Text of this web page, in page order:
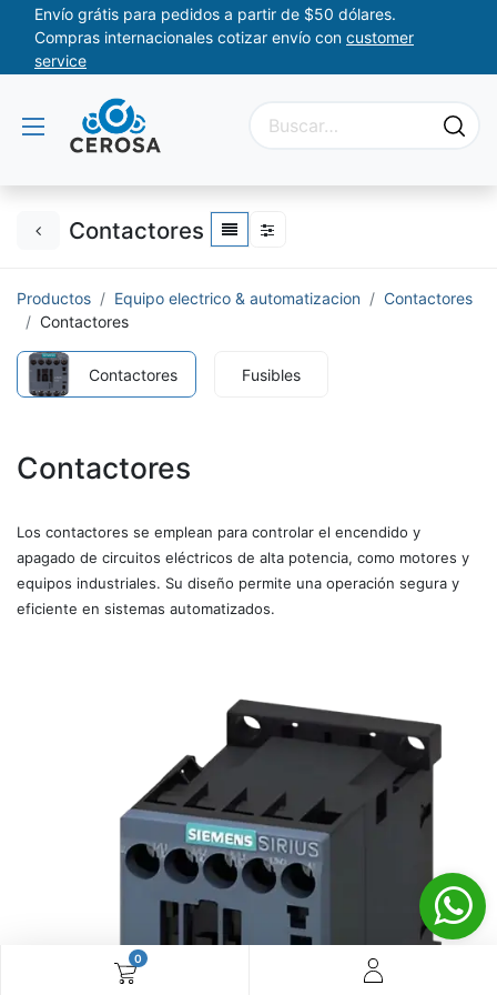
0
Envío grátis para pedidos a partir de $50 dólares.
Compras internacionales cotizar envío con customer
service
Contactores
Productos Equipo electrico & automatizacion
Contactores
Contactores
Contactores Fusibles
Contactores
Los contactores se emplean para controlar el encendido y
apagado de circuitos eléctricos de alta potencia, como motores y
equipos industriales. Su diseño permite una operación segura y
eficiente en sistemas automatizados.